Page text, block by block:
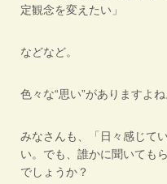
定観念を変えたい」
などなど。
色々な“思い”がありますよね
みなさんも、「日々感じて
い。でも、誰かに聞いても
でしょうか？